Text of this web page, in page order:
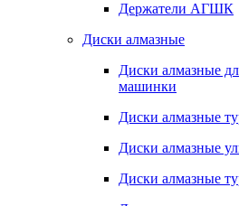
Держатели АГШК
Диски алмазные
Диски алмазные
машинки
Диски алмазные
Диски алмазные
Диски алмазные